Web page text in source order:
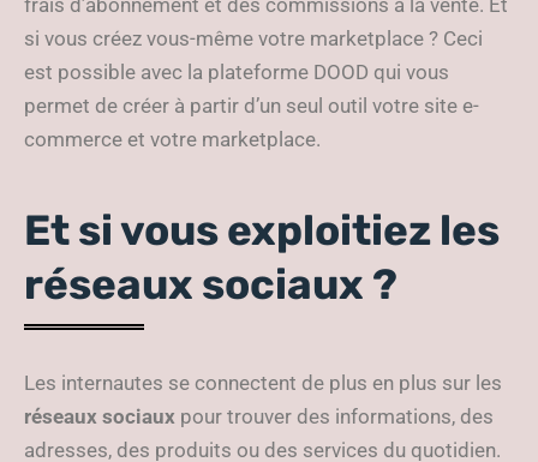
frais d’abonnement et des commissions à la vente. Et
si vous créez vous-même votre marketplace ? Ceci
est possible avec la plateforme DOOD qui vous
permet de créer à partir d’un seul outil votre site e-
commerce et votre marketplace.
Et si vous exploitiez les
réseaux sociaux ?
Les internautes se connectent de plus en plus sur les
réseaux sociaux pour trouver des informations, des
adresses, des produits ou des services du quotidien.